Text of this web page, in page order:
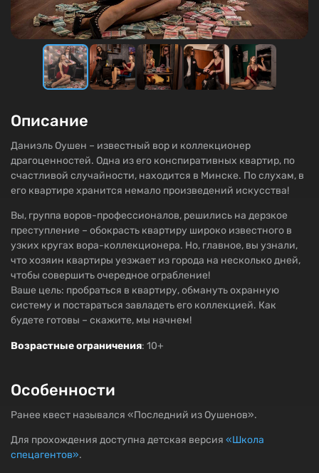
Описание
Даниэль Оушен – известный вор и коллекционер
драгоценностей. Одна из его конспиративных квартир, по
счастливой случайности, находится в Минске. По слухам, в
его квартире хранится немало произведений искусства!
Вы, группа воров-профессионалов, решились на дерзкое
преступление – обокрасть квартиру широко известного в
узких кругах вора-коллекционера. Но, главное, вы узнали,
что хозяин квартиры уезжает из города на несколько дней,
чтобы совершить очередное ограбление!
Ваше цель: пробраться в квартиру, обмануть охранную
систему и постараться завладеть его коллекцией. Как
будете готовы – скажите, мы начнем!
Возрастные ограничения: 10+
Особенности
Ранее квест назывался «Последний из Оушенов».
Для прохождения доступна детская версия «Школа
спецагентов».